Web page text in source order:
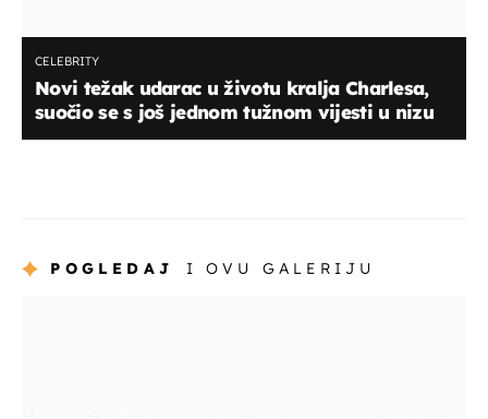
CELEBRITY
Novi težak udarac u životu kralja Charlesa,
suočio se s još jednom tužnom vijesti u nizu
POGLEDAJ I OVU GALERIJU